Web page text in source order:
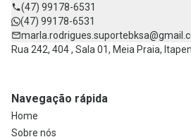
(47) 99178-6531
(47) 99178-6531
Rua 242, 404 , Sala 01, Meia Praia,
Navegação rápida
Home
Sobre nós